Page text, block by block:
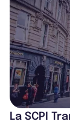
La SCPI